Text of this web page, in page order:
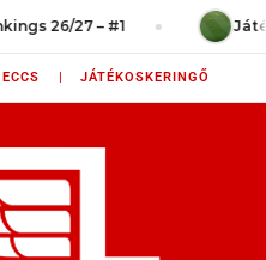
26/27 – #1
| JÁTÉKOSKERINGŐ